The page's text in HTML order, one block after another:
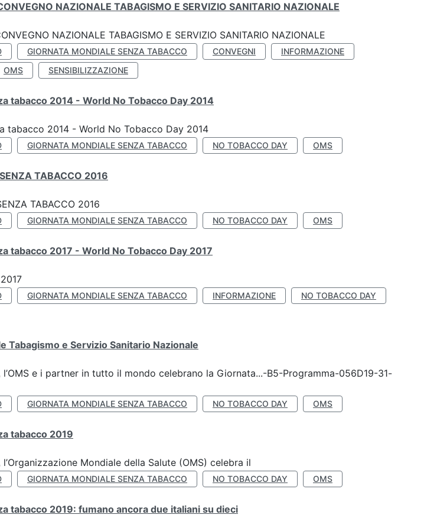
NAZIONALE TABAGISMO E SERVIZIO SANITARIO NAZIONALE
NAZIONALE TABAGISMO E SERVIZIO SANITARIO NAZIONALE
GIORNATA MONDIALE SENZA TABACCO CONVEGNI
INFORMAZIONE
OMS SENSIBILIZZAZIONE
tabacco 2014 - World No Tobacco Day 2014
tabacco 2014 - World No Tobacco Day 2014
GIORNATA MONDIALE SENZA TABACCO NO TOBACCO DAY OMS
TABACCO 2016
TABACCO 2016
GIORNATA MONDIALE SENZA TABACCO NO TOBACCO DAY OMS
tabacco 2017 - World No Tobacco Day 2017
GIORNATA MONDIALE SENZA TABACCO INFORMAZIONE
NO TOBACCO DAY
Tabagismo e Servizio Sanitario Nazionale
l’OMS e i partner in tutto il mondo celebrano la Giornata...-B5-Programma-056D19-31-
GIORNATA MONDIALE SENZA TABACCO NO TOBACCO DAY OMS
tabacco 2019
l’Organizzazione Mondiale della Salute (OMS) celebra il
GIORNATA MONDIALE SENZA TABACCO NO TOBACCO DAY OMS
tabacco 2019: fumano ancora due italiani su dieci